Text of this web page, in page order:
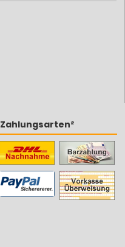
Zahlungsarten²